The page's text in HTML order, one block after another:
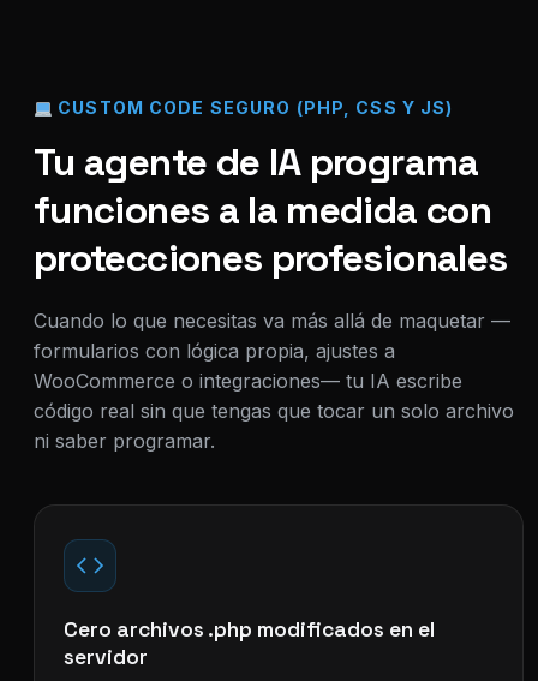
CUSTOM CODE SEGURO (PHP, CSS Y JS)
Tu agente de IA programa
funciones a la medida con
protecciones profesionales
Cuando lo que necesitas va más allá de maquetar —
formularios con lógica propia, ajustes a
WooCommerce o integraciones— tu IA escribe
código real sin que tengas que tocar un solo archivo
ni saber programar.
Cero archivos .php modificados en el
servidor